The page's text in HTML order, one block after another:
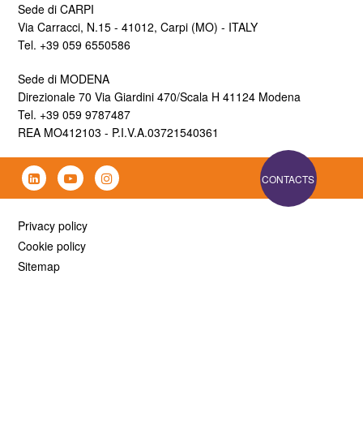
Sede di CARPI
Via Carracci, N.15 - 41012, Carpi (MO) - ITALY
Tel. +39 059 6550586
Sede di MODENA
Direzionale 70 Via Giardini 470/Scala H 41124 Modena
Tel. +39 059 9787487
REA MO412103 - P.I.V.A.03721540361
CONTACTS
Privacy policy
Cookie policy
Sitemap